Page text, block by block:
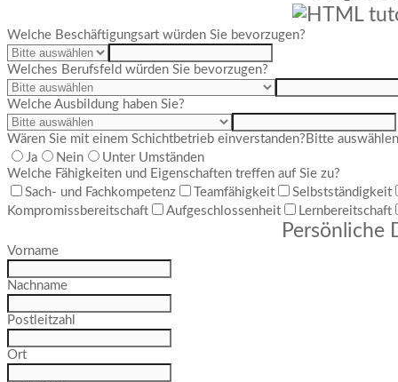
Welche Beschäftigungsart würden Sie bevorzugen?
Welches Berufsfeld würden Sie bevorzugen?
Welche Ausbildung haben Sie?
Wären Sie mit einem Schichtbetrieb einverstanden? Bitte auswählen
Ja
Nein
Unter Umständen
Welche Fähigkeiten und Eigenschaften treffen auf Sie zu?
Sach- und Fachkompetenz
Teamfähigkeit
Selbstständigkeit
Kompromissbereitschaft
Aufgeschlossenheit Lernbereitschaft
Persönliche
Vorname
Nachname
Postleitzahl
Ort